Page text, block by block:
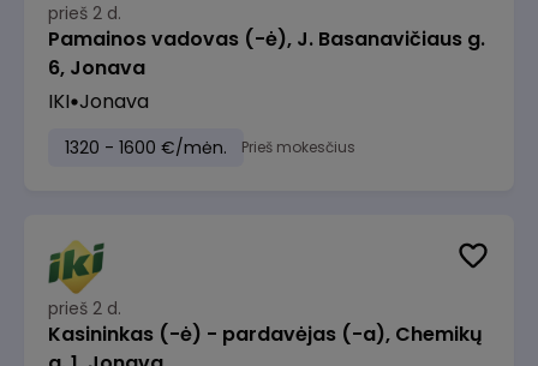
prieš 2 d.
Pamainos vadovas (-ė), J. Basanavičiaus g.
6, Jonava
IKI Jonava
1320 - 1600 €/mėn. Prieš mokesčius
prieš 2 d.
Kasininkas (-ė) - pardavėjas (-a), Chemikų